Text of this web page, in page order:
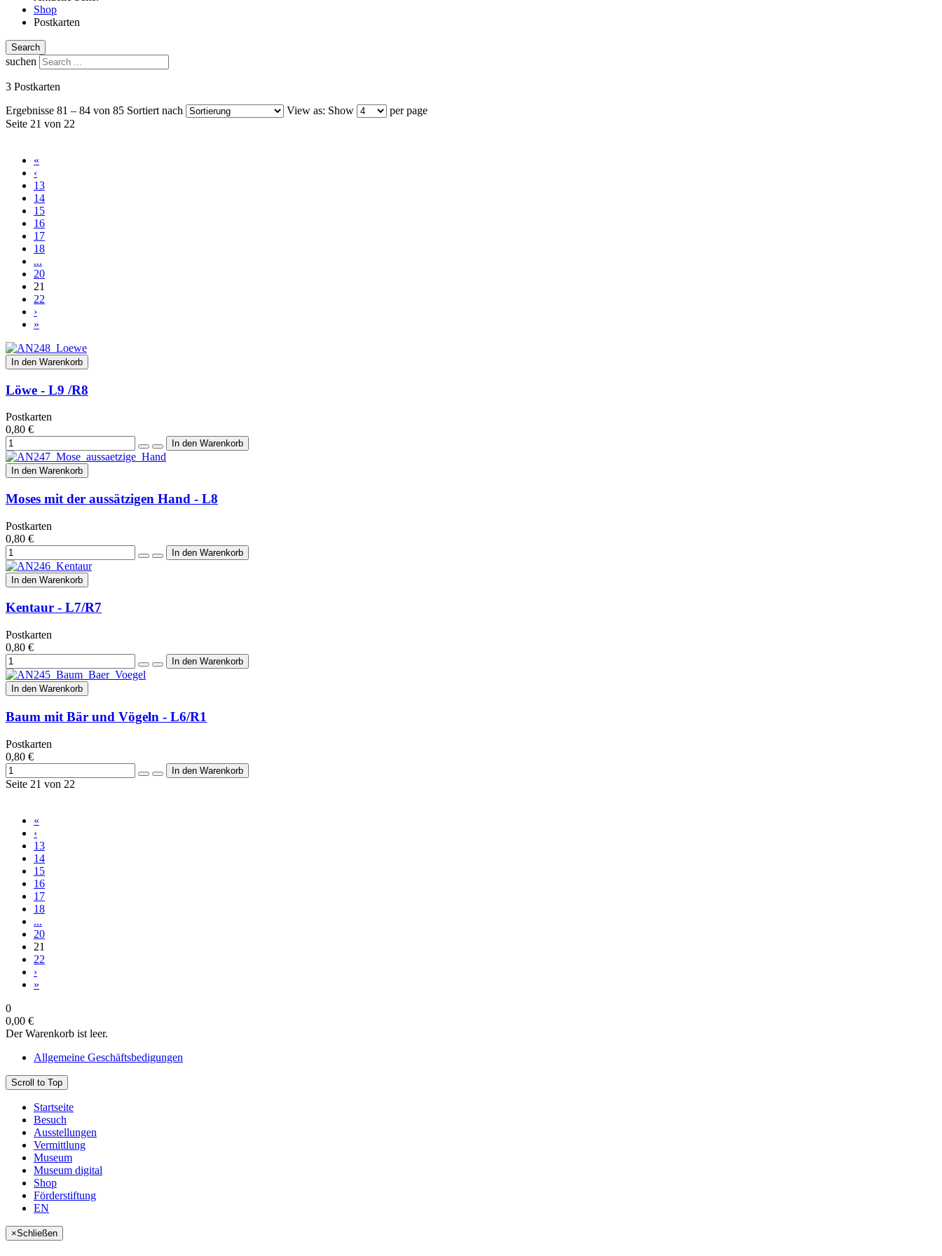
Shop
Postkarten
Search
suchen
3 Postkarten
Ergebnisse 81 – 84 von 85 Sortiert nach View as: Show
per page
Seite 21 von 22
«
‹
13
14
15
16
17
18
...
20
21
22
›
»
In den Warenkorb
Löwe - L9 /R8
Postkarten
0,80 €
In den Warenkorb
Moses mit der aussätzigen Hand - L8
Postkarten
0,80 €
In den Warenkorb
Kentaur - L7/R7
Postkarten
0,80 €
In den Warenkorb
Baum mit Bär und Vögeln - L6/R1
Postkarten
0,80 €
Seite 21 von 22
«
‹
13
14
15
16
17
18
...
20
21
22
›
»
0
0,00 €
Der Warenkorb ist leer.
Allgemeine Geschäftsbedigungen
Scroll to Top
Startseite
Besuch
Ausstellungen
Vermittlung
Museum
Museum digital
Shop
Förderstiftung
EN
×Schließen